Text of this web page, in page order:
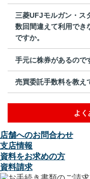
三菱UFJモルガン・ス
数回間違えて利用でき
ですか。
手元に株券があるので
売買委託手数料を教え
よ
店舗へのお問合わせ
支店情報
資料をお求めの方
資料請求